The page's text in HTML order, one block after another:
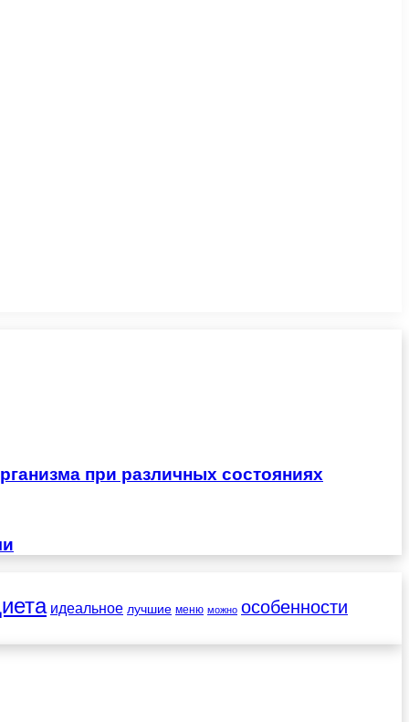
при различных состояниях
идеальное лучшие меню можно особенности